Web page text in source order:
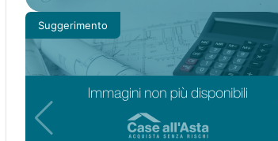
Suggerimento